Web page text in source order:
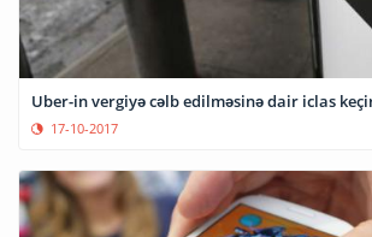
Uber-in vergiyə cəlb edilməsinə dair iclas
17-10-2017